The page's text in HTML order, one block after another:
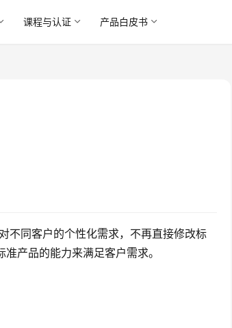
课程与认证 产品白皮书
不同客户的个性化需求，不再直接修改标
产品的能力来满足客户需求。